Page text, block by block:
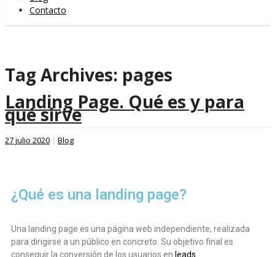
Contacto
Tag Archives: pages
Landing Page. Qué es y para
qué sirve
27 julio 2020 | Blog
¿Qué es una landing page?
Una landing page es una página web independiente, realizada
para dirigirse a un público en concreto. Su objetivo final es
conseguir la conversión de los usuarios en leads